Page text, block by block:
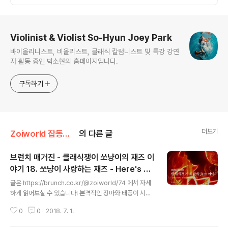
Violinist & Violist So-Hyun Joey Park
바이올리니스트, 비올리스트, 클래식 칼럼니스트 및 특강 강연
자 활동 중인 박소현의 홈페이지입니다.
구독하기
Zoiworld 잡동사니/[다음 브런치] Jazz 이야기 (完) 의 다른 글 더보기
브런치 매거진 - 클래식쟁이 쏘냥이의 재즈 이
야기 18. 쏘냥이 사랑하는 재즈 - Here's Th
at rainy day
글은 https://brunch.co.kr/@zoiworld/74 에서 자세
하게 읽어보실 수 있습니다! 본격적인 장마와 태풍이 시작
으로 웨스 몽고메리의 ‘Here’s That rainy day’를 소개
0 0 2018. 7. 1.